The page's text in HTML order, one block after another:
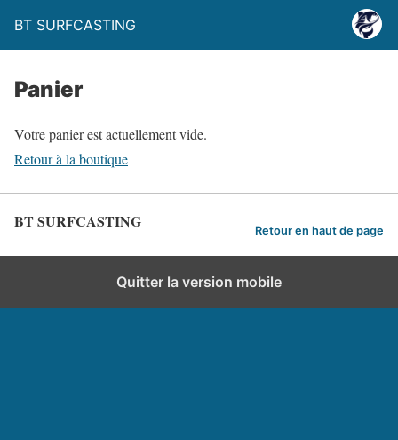
BT SURFCASTING
Panier
Votre panier est actuellement vide.
Retour à la boutique
BT SURFCASTING Retour en haut de page
Quitter la version mobile